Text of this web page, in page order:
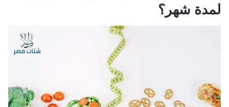
لمدة شهر؟